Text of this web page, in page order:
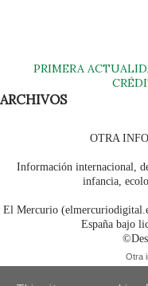
PRIMERA
ARCHIVOS
OTRA
Información internacional,
infancia,
El Mercurio
España bajo
Otra